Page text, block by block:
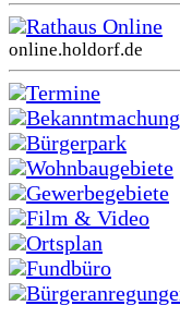
Rathaus Online
online.holdorf.de
Termine
Bürgerpark
Wohnbaugebiete
Gewerbegebiete
Film & Video
Ortsplan
Fundbüro